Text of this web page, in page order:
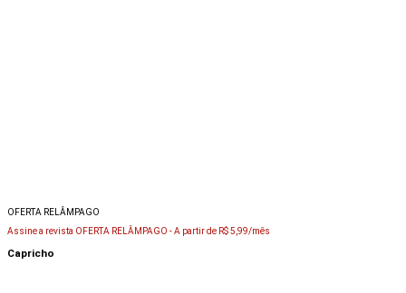
OFERTA RELÂMPAGO
Assine a revista OFERTA RELÂMPAGO -A partir de R$ 5,99/mês
Capricho